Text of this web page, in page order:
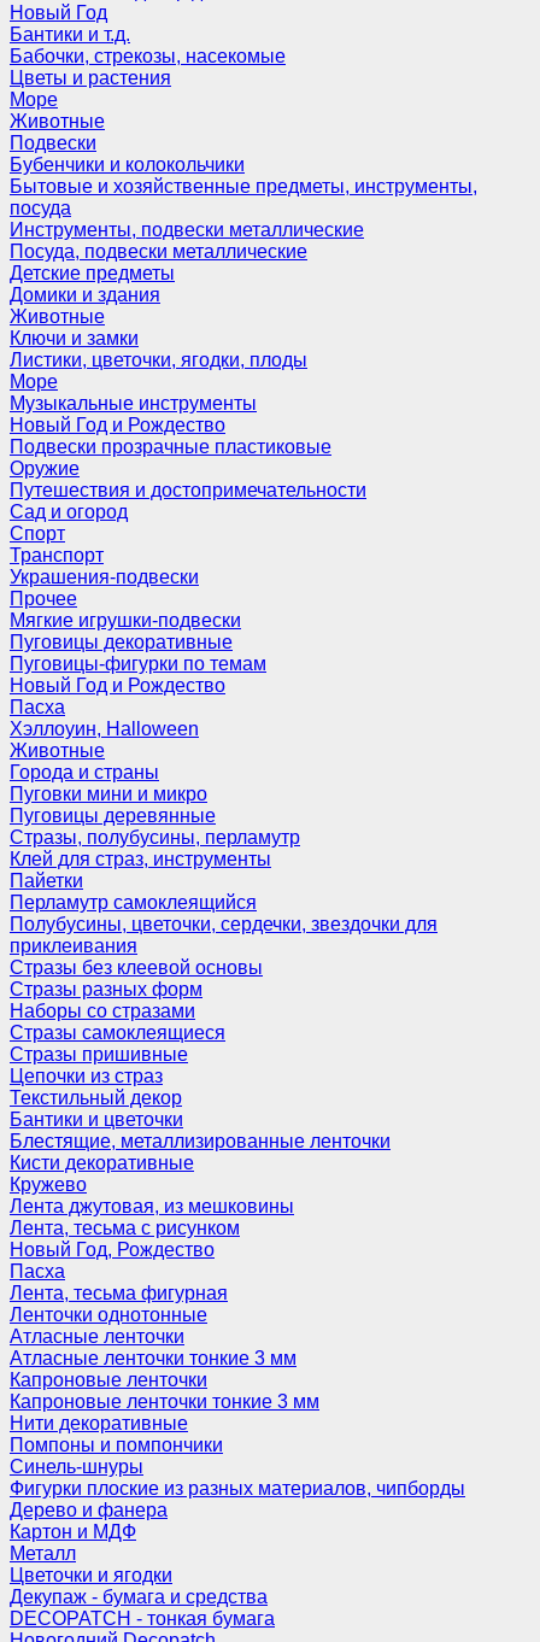
Новый Год
Бантики и т.д.
Бабочки, стрекозы, насекомые
Цветы и растения
Море
Животные
Подвески
Бубенчики и колокольчики
Бытовые и хозяйственные предметы, инструменты,
посуда
Инструменты, подвески металлические
Посуда, подвески металлические
Детские предметы
Домики и здания
Животные
Ключи и замки
Листики, цветочки, ягодки, плоды
Море
Музыкальные инструменты
Новый Год и Рождество
Подвески прозрачные пластиковые
Оружие
Путешествия и достопримечательности
Сад и огород
Спорт
Транспорт
Украшения-подвески
Прочее
Мягкие игрушки-подвески
Пуговицы декоративные
Пуговицы-фигурки по темам
Новый Год и Рождество
Пасха
Хэллоуин, Halloween
Животные
Города и страны
Пуговки мини и микро
Пуговицы деревянные
Стразы, полубусины, перламутр
Клей для страз, инструменты
Пайетки
Перламутр самоклеящийся
Полубусины, цветочки, сердечки, звездочки для
приклеивания
Стразы без клеевой основы
Стразы разных форм
Наборы со стразами
Стразы самоклеящиеся
Стразы пришивные
Цепочки из страз
Текстильный декор
Бантики и цветочки
Блестящие, металлизированные ленточки
Кисти декоративные
Кружево
Лента джутовая, из мешковины
Лента, тесьма с рисунком
Новый Год, Рождество
Пасха
Лента, тесьма фигурная
Ленточки однотонные
Атласные ленточки
Атласные ленточки тонкие 3 мм
Капроновые ленточки
Капроновые ленточки тонкие 3 мм
Нити декоративные
Помпоны и помпончики
Синель-шнуры
Фигурки плоские из разных материалов, чипборды
Дерево и фанера
Картон и МДФ
Металл
Цветочки и ягодки
Декупаж - бумага и средства
DECOPATCH - тонкая бумага